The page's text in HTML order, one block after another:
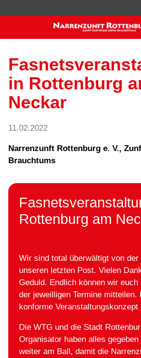
in Rottenburg
Neckar
11.02.2022
Narrenzunft Rottenburg e. V.,
Brauchtums
Rottenburg am
Wir sind total überwältigt von der
unseren letzten Post. Vielen
Geduld. Endlich können wir euch
der jeweilligen Termine mitteilen.
konforme Veranstaltungskonzept
Die WTG und die Stadt
Organisator haben alles
weiter am Ball, damit die